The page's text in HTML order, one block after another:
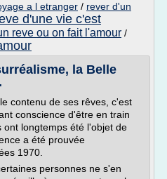
a l etranger / rever d'un
d'une vie c'est
reve ou on fait l'amour /
la Belle
contenu de ses rêves, c'est
conscience d'être en train
ont longtemps été l'objet de
a été prouvée
1970.
personnes ne s'en